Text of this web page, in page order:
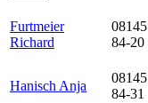
Furtmeier
Richard
08145
84-20
Hanisch Anja
08145
84-31